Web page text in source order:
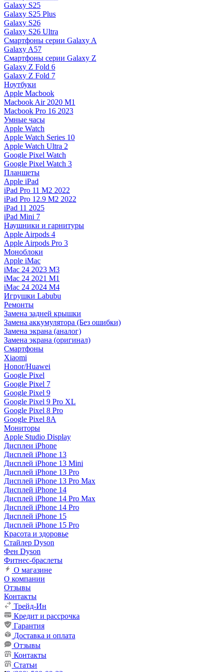
Galaxy S25
Galaxy S25 Plus
Galaxy S26
Galaxy S26 Ultra
Смартфоны серии Galaxy A
Galaxy A57
Смартфоны серии Galaxy Z
Galaxy Z Fold 6
Galaxy Z Fold 7
Ноутбуки
Apple Macbook
Macbook Air 2020 M1
Macbook Pro 16 2023
Умные часы
Apple Watch
Apple Watch Series 10
Apple Watch Ultra 2
Google Pixel Watch
Google Pixel Watch 3
Планшеты
Apple iPad
iPad Pro 11 M2 2022
iPad Pro 12.9 M2 2022
iPad 11 2025
iPad Mini 7
Наушники и гарнитуры
Apple Airpods 4
Apple Airpods Pro 3
Моноблоки
Apple iMac
iMac 24 2023 M3
iMac 24 2021 M1
iMac 24 2024 M4
Игрушки Labubu
Ремонты
Замена задней крышки
Замена аккумулятора (Без ошибки)
Замена экрана (аналог)
Замена экрана (оригинал)
Смартфоны
Xiaomi
Honor/Huawei
Google Pixel
Google Pixel 7
Google Pixel 9
Google Pixel 9 Pro XL
Google Pixel 8 Pro
Google Pixel 8A
Мониторы
Apple Studio Display
Дисплеи iPhone
Дисплей iPhone 13
Дисплей iPhone 13 Mini
Дисплей iPhone 13 Pro
Дисплей iPhone 13 Pro Max
Дисплей iPhone 14
Дисплей iPhone 14 Pro Max
Дисплей iPhone 14 Pro
Дисплей iPhone 15
Дисплей iPhone 15 Pro
Красота и здоровье
Стайлер Dyson
Фен Dyson
Фитнес-браслеты
О магазине
О компании
Отзывы
Контакты
Трейд-Ин
Кредит и рассрочка
Гарантия
Доставка и оплата
Отзывы
Контакты
Статьи